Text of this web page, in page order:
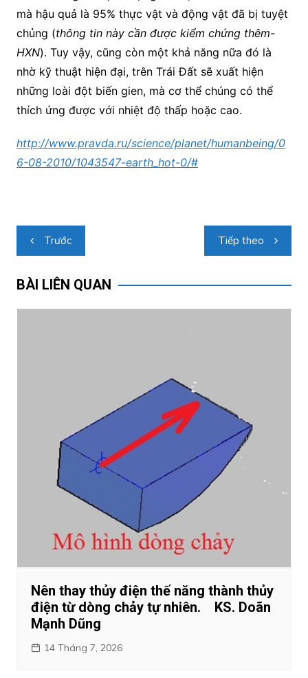
mà hậu quả là 95% thực vật và động vật đã bị tuyệt
chủng (thông tin này cần được kiểm chứng thêm-
HXN). Tuy vậy, cũng còn một khả năng nữa đó là
nhờ kỹ thuật hiện đại, trên Trái Đất sẽ xuất hiện
những loài đột biến gien, mà cơ thể chúng có thể
thích ứng được với nhiệt độ thấp hoặc cao.
http://www.pravda.ru/science/planet/humanbeing/0
6-08-2010/1043547-earth_hot-0/#
Điều
hướng
bài
Trước Tiếp theo
BÀI LIÊN QUAN
Nên thay thủy điện thế năng thành thủy
điện từ dòng chảy tự nhiên. KS. Doãn
Mạnh Dũng
14 Tháng 7, 2026